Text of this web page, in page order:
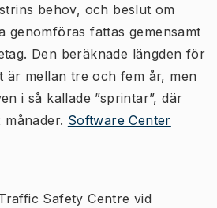
behov, och beslut om
genomföras fattas gemensamt
Den beräknade längden för
är mellan tre och fem år, men
i så kallade ”sprintar”, där
Software Center
Safety Centre vid